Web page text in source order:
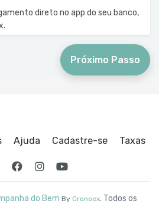
direto no app do seu banco,
Próximo Passo
Ajuda Cadastre-se Taxas
do Bem By Cronoex. Todos os